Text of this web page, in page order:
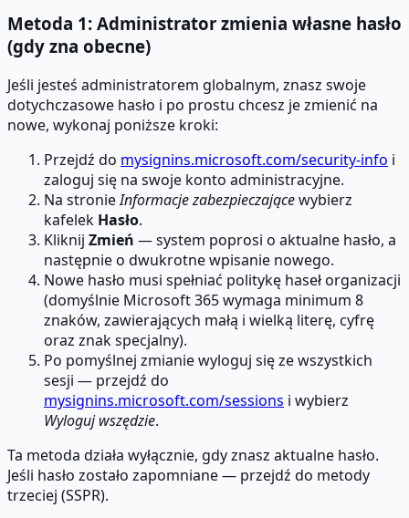
Metoda 1: Administrator zmienia własne hasło
(gdy zna obecne)
Jeśli jesteś administratorem globalnym, znasz swoje
dotychczasowe hasło i po prostu chcesz je zmienić na
nowe, wykonaj poniższe kroki:
Przejdź do mysignins.microsoft.com/security-info i
zaloguj się na swoje konto administracyjne.
Na stronieInformacje zabezpieczającewybierz
kafelek Hasło.
Kliknij Zmień — system poprosi o aktualne hasło, a
następnie o dwukrotne wpisanie nowego.
Nowe hasło musi spełniać politykę haseł organizacji
(domyślnie Microsoft 365 wymaga minimum 8
znaków, zawierających małą i wielką literę, cyfrę
oraz znak specjalny).
Po pomyślnej zmianie wyloguj się ze wszystkich
sesji — przejdź do
mysignins.microsoft.com/sessions i wybierz
Wyloguj wszędzie.
Ta metoda działa wyłącznie, gdy znasz aktualne hasło.
Jeśli hasło zostało zapomniane — przejdź do metody
trzeciej (SSPR).